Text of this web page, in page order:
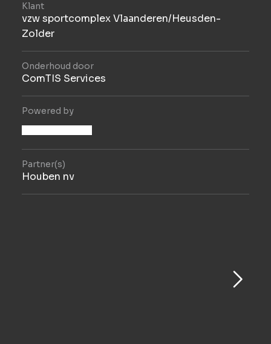
Klant
vzw sportcomplex Vlaanderen/Heusden-
Zolder
Onderhoud door
ComTIS Services
Powered by
Partner(s)
Houben nv